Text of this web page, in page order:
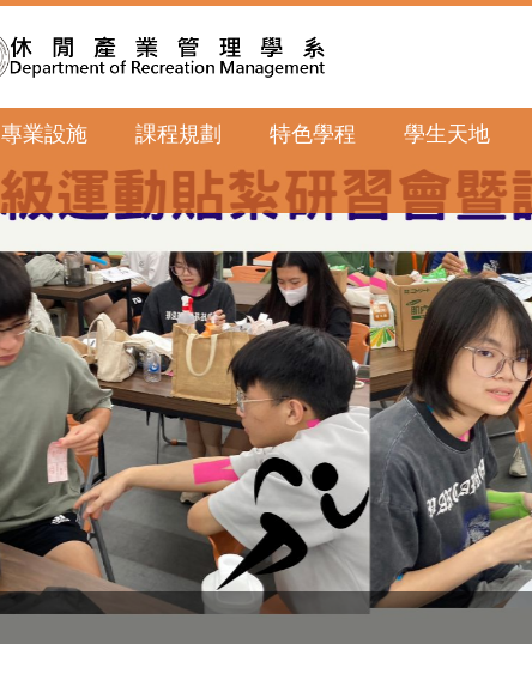
專業設施 課程規劃 特色學程 學生天地